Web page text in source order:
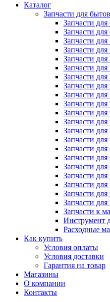
Каталог
Запчасти для
Запчасти
Запчасти для
Запчасти для
Запчасти
Запчасти
Запчасти
Запчасти для
Запчасти
Запчасти
Запчасти
Запчасти
Запчасти
Запчасти
Запчасти
Запчасти для
Запчасти
Запчасти
Запчасти для
Запчасти
Запчасти
Запчасти для
Запчасти к
Инструмент
Расходные
Как купить
Условия оплаты
Условия доставки
Гарантия на товар
Магазины
О компании
Контакты